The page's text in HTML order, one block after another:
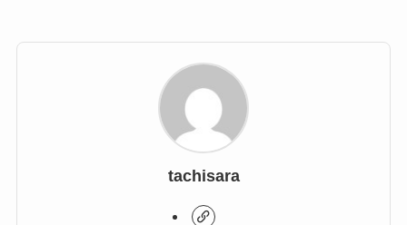
tachisara